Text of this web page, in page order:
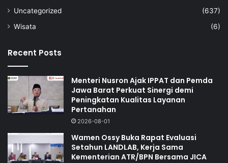
Uncategorized
(637)
Wisata
(6)
Recent Posts
Menteri Nusron Ajak IPPAT dan Pemda
Jawa Barat Perkuat Sinergi demi
Peningkatan Kualitas Layanan
Pertanahan
2026-08-01
Wamen Ossy Buka Rapat Evaluasi
Setahun LANDLAB, Kerja Sama
Kementerian ATR/BPN Bersama JICA